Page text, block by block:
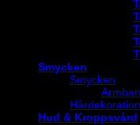
Smycken
Smycken
Hud & Kroppsvård